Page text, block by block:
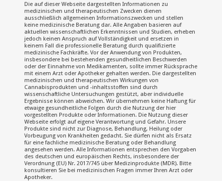
Die auf dieser Webseite dargestellten Informationen zu
medizinischen und therapeutischen Zwecken dienen
ausschließlich allgemeinen Informationszwecken und stellen
keine medizinische Beratung dar. Alle Angaben basieren auf
aktuellen wissenschaftlichen Erkenntnissen und Studien, erheben
jedoch keinen Anspruch auf Vollständigkeit und ersetzen in
keinem Fall die professionelle Beratung durch qualifizierte
medizinische Fachkräfte. Vor der Anwendung von Produkten,
insbesondere bei bestehenden gesundheitlichen Beschwerden
oder der Einnahme von Medikamenten, sollte immer Rücksprache
mit einem Arzt oder Apotheker gehalten werden. Die dargestellten
medizinischen und therapeutischen Wirkungen von
Cannabisprodukten und -inhaltsstoffen sind durch
wissenschaftliche Untersuchungen gestützt, aber individuelle
Ergebnisse können abweichen. Wir übernehmen keine Haftung für
etwaige gesundheitliche Folgen durch die Nutzung der hier
vorgestellten Produkte oder Informationen. Die Nutzung dieser
Webseite erfolgt auf eigene Verantwortung und Gefahr. Unsere
Produkte sind nicht zur Diagnose, Behandlung, Heilung oder
Vorbeugung von Krankheiten gedacht. Sie dürfen nicht als Ersatz
für eine fachliche medizinische Beratung oder Behandlung
angesehen werden. Alle Informationen entsprechen den Vorgaben
des deutschen und europäischen Rechts, insbesondere der
Verordnung (EU) Nr. 2017/745 über Medizinprodukte (MDR). Bitte
konsultieren Sie bei medizinischen Fragen immer Ihren Arzt oder
Apotheker.